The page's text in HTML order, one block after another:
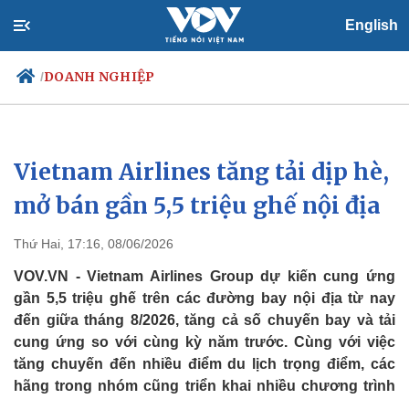
English
/DOANH NGHIỆP
Chính trị
Đảng
Tổ chức nhân sự
Nhận diện sự thật
Xã hội
Tin 24h
Dự báo thời tiết
Việc làm
Biển đảo
Vietnam Airlines tăng tải dịp hè,
mở bán gần 5,5 triệu ghế nội địa
Thứ Hai, 17:16, 08/06/2026
VOV.VN - Vietnam Airlines Group dự kiến cung ứng
gần 5,5 triệu ghế trên các đường bay nội địa từ nay
đến giữa tháng 8/2026, tăng cả số chuyến bay và tải
cung ứng so với cùng kỳ năm trước. Cùng với việc
tăng chuyến đến nhiều điểm du lịch trọng điểm, các
hãng trong nhóm cũng triển khai nhiều chương trình